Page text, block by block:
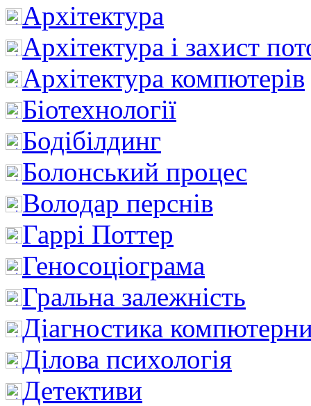
Архітектура
Архітектура і захист
Архітектура компютерів
Біотехнології
Бодібілдинг
Болонський процес
Володар перснів
Гаррі Поттер
Геносоціограма
Гральна залежність
Діагностика
Ділова психологія
Детективи